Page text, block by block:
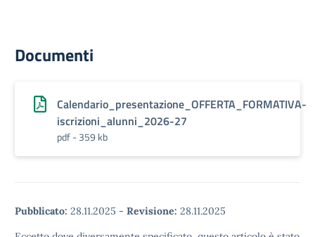
Documenti
Calendario_presentazione_OFFERTA_FORMATIVA-
iscrizioni_alunni_2026-27
pdf - 359 kb
Pubblicato: 28.11.2025 - Revisione: 28.11.2025